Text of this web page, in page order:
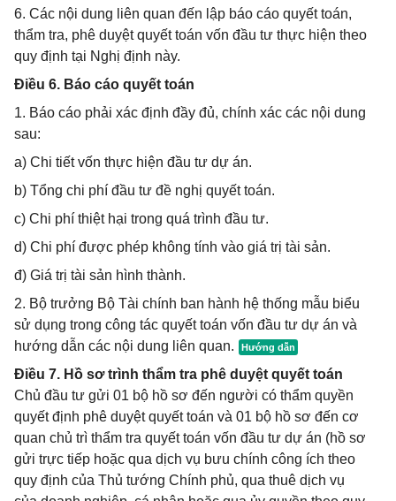
6. Các nội dung liên quan đến lập báo cáo quyết toán,
thẩm tra, phê duyệt quyết toán vốn đầu tư thực hiện theo
quy định tại Nghị định này.
Điều 6. Báo cáo quyết toán
1. Báo cáo phải xác định đầy đủ, chính xác các nội dung
sau:
a) Chi tiết vốn thực hiện đầu tư dự án.
b) Tổng chi phí đầu tư đề nghị quyết toán.
c) Chi phí thiệt hại trong quá trình đầu tư.
d) Chi phí được phép không tính vào giá trị tài sản.
đ) Giá trị tài sản hình thành.
2. Bộ trưởng Bộ Tài chính ban hành hệ thống mẫu biểu
sử dụng trong công tác quyết toán vốn đầu tư dự án và
hướng dẫn các nội dung liên quan.
Điều 7. Hồ sơ trình thẩm tra phê duyệt quyết toán
Chủ đầu tư gửi 01 bộ hồ sơ đến người có thẩm quyền
quyết định phê duyệt quyết toán và 01 bộ hồ sơ đến cơ
quan chủ trì thẩm tra quyết toán vốn đầu tư dự án (hồ sơ
gửi trực tiếp hoặc qua dịch vụ bưu chính công ích theo
quy định của Thủ tướng Chính phủ, qua thuê dịch vụ